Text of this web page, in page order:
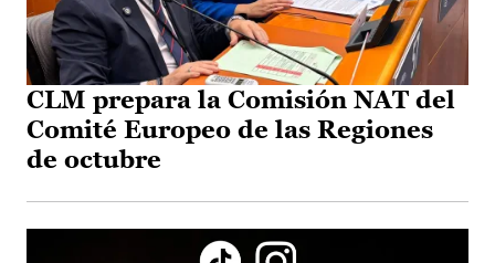
CLM prepara la Comisión NAT del
Comité Europeo de las Regiones
de octubre